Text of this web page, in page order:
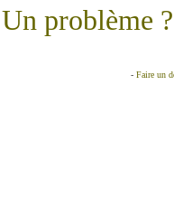
Un problème
- Faire un